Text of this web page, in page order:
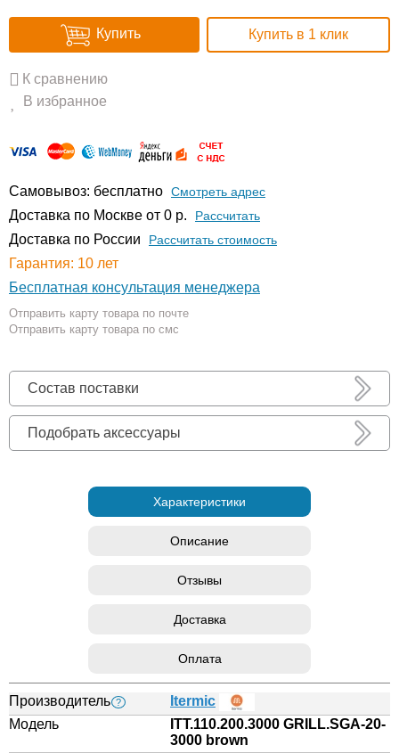
Купить Купить в 1 клик
К сравнению
В избранное
Самовывоз: бесплатно Смотреть адрес
Доставка по Москве от 0 р. Расcчитать
Доставка по России Рассчитать стоимость
Гарантия: 10 лет
Бесплатная консультация менеджера
Отправить карту товара по почте
Отправить карту товара по смс
Состав поставки
Подобрать аксессуары
Характеристики
Описание
Отзывы
Доставка
Оплата
Производитель ?
Itermic
Модель
ITT.110.200.3000 GRILL.SGA-20-
3000 brown